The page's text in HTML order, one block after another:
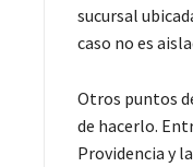
sucursal
caso no es
Otros puntos
de hacerlo.
Providencia y